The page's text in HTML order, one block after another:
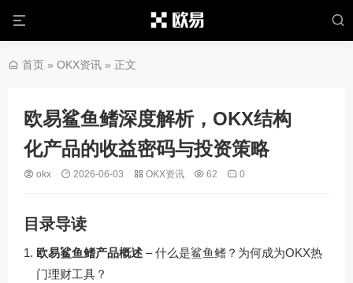
首页 » OKX资讯 » 正文
欧易鲨鱼鳍深度解析，OKX结构
化产品的收益密码与投资策略
okx 2026-06-03 OKX资讯 62 0
目录导读
欧易鲨鱼鳍产品概述 – 什么是鲨鱼鳍？为何成为OKX热
门理财工具？